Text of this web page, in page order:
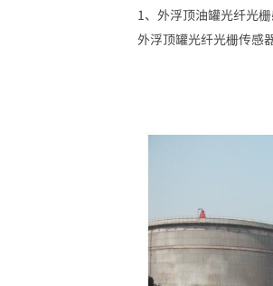
1、外浮顶油罐光纤光
外浮顶罐光纤光栅传感